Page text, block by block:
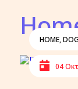
HOME,
04